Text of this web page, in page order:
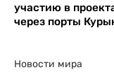
участию в
через порты
Новости мира